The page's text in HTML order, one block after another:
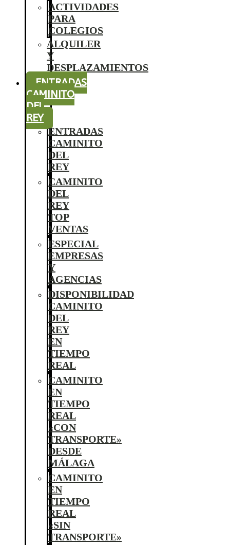
ACTIVIDADES
PARA
COLEGIOS
ALQUILER
Y
DESPLAZAMIENTOS
ENTRADAS
CAMINITO
DEL
REY
ENTRADAS
CAMINITO
DEL
REY
CAMINITO
DEL
REY
TOP
VENTAS
ESPECIAL
EMPRESAS
Y
AGENCIAS
DISPONIBILIDAD
CAMINITO
DEL
REY
EN
TIEMPO
REAL
CAMINITO
EN
TIEMPO
REAL
«CON
TRANSPORTE»
DESDE
MÁLAGA
CAMINITO
EN
TIEMPO
REAL
«SIN
TRANSPORTE»